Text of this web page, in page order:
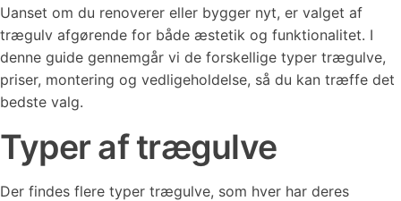
Uanset om du renoverer eller bygger nyt, er valget af
trægulv afgørende for både æstetik og funktionalitet. I
denne guide gennemgår vi de forskellige typer trægulve,
priser, montering og vedligeholdelse, så du kan træffe det
bedste valg.
Typer af trægulve
Der findes flere typer trægulve, som hver har deres